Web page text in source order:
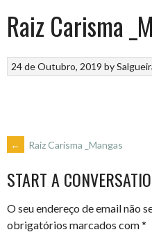
Raiz Carisma
24 de Outubro, 2019 by
POST
NAVIGATION
← Raiz Carisma _Mangas
START A
O seu endereço de email não
obrigatórios marcados com*